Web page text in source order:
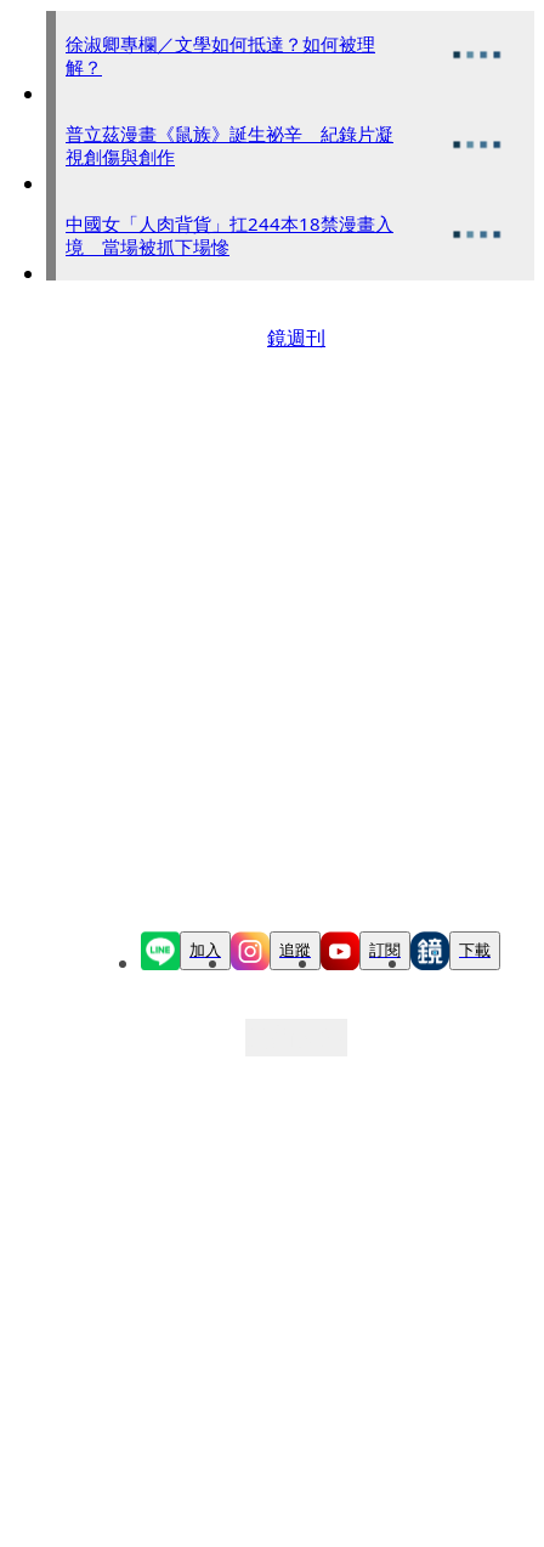
徐淑卿專欄／文學如何抵達？如何被理
解？
普立茲漫畫《鼠族》誕生祕辛 紀錄片凝
視創傷與創作
中國女「人肉背貨」扛244本18禁漫畫入
境 當場被抓下場慘
鏡週刊
加入 追蹤 訂閱 下載